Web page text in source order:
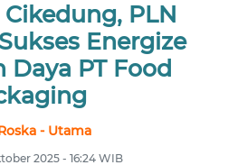
PLN
Energize
Daya PT Food
- Utama
2025 - 16:24 WIB